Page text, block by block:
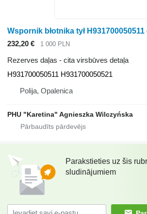
232,20 € 1 000 PLN
Rezerves daļas - cita virsbūves detaļa
H931700050511 H931700050521
Polija, Opalenica
PHU "Karetina" Agnieszka Wilczyńska
Parakstieties uz šis
sludinājumiem